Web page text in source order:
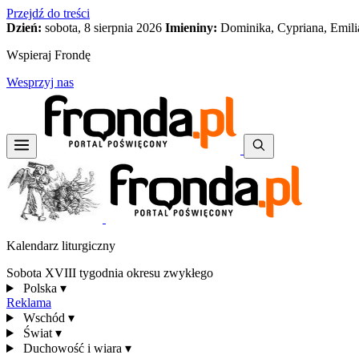
Przejdź do treści
Dzień: sobota, 8 sierpnia 2026 Imieniny: Dominika, Cypriana,
Wspieraj Frondę
Wesprzyj nas
Kalendarz liturgiczny
Sobota XVIII tygodnia okresu zwykłego
Polska ▾
Reklama
Wschód ▾
Świat ▾
Duchowość i wiara ▾